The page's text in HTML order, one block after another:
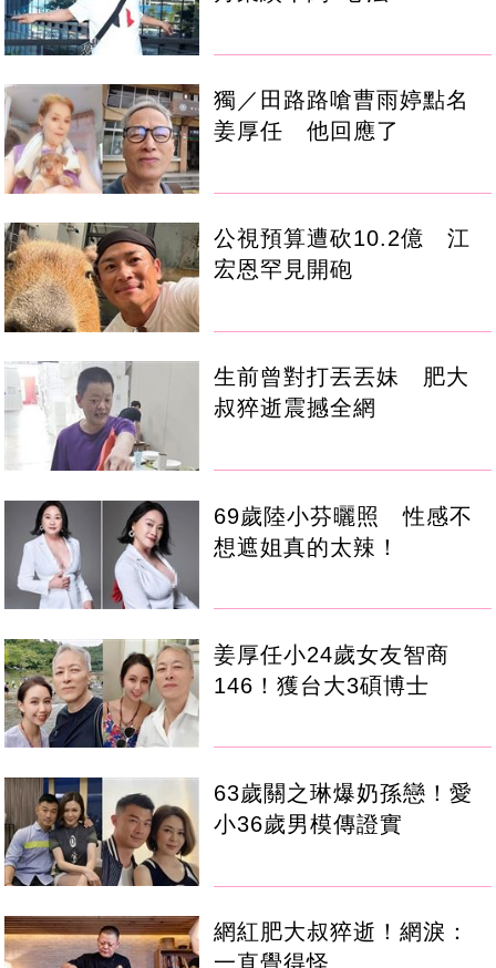
獨／田路路嗆曹雨婷點名
姜厚任 他回應了
公視預算遭砍10.2億 江
宏恩罕見開砲
生前曾對打丟丟妹 肥大
叔猝逝震撼全網
69歲陸小芬曬照 性感不
想遮姐真的太辣！
姜厚任小24歲女友智商
146！獲台大3碩博士
63歲關之琳爆奶孫戀！愛
小36歲男模傳證實
網紅肥大叔猝逝！網淚：
一直覺得怪